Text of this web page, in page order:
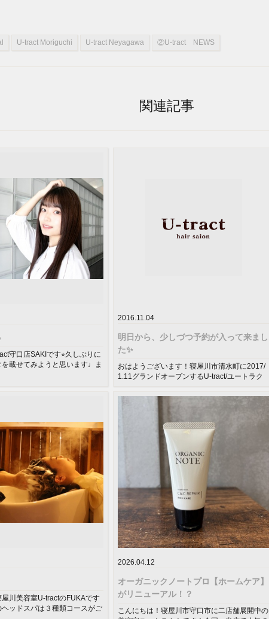
U-tract Moriguchi U-tract Neyagawa ②U-tract NEWS
関連記事
守口店SAKIです⭐︎久しぶりに
を載せてみようと思います♩ま
2016.11.04
明日から、少しづつ予約が入って来まし
た✨
おはようございます！寝屋川市清水町に2017/
1.11グランドオープンするU-tract/ユートラク
屋川美容室U-tractのFUKAです
ヘッドスパは３種類コースがご
2026.04.12
オーガニックノートプロ【ホームケア】
がリニューアル！？
こんにちは！寝屋川市守口市に二店舗展開中の